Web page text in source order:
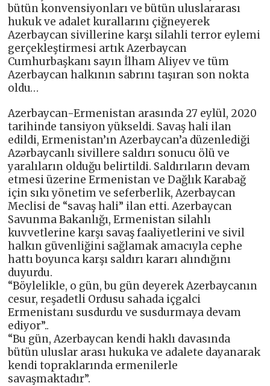
bütün konvensiyonları ve bütün uluslararası
hukuk ve adalet kurallarını çiğneyerek
Azerbaycan sivillerine karşı silahli terror eylemi
gerçekleştirmesi artık Azerbaycan
Cumhurbaşkanı sayın İlham Aliyev ve tüm
Azerbaycan halkının sabrını taşıran son nokta
oldu…
Azerbaycan-Ermenistan arasında 27 eylül, 2020
tarihinde tansiyon yükseldi. Savaş hali ilan
edildi, Ermenistan’ın Azerbaycan’a düzenlediği
Azərbaycanlı sivillere saldırı sonucu ölü ve
yaralıların olduğu belirtildi. Saldırıların devam
etmesi üzerine Ermenistan ve Dağlık Karabağ
için sıkı yönetim ve seferberlik, Azerbaycan
Meclisi de “savaş hali” ilan etti. Azerbaycan
Savunma Bakanlığı, Ermenistan silahlı
kuvvetlerine karşı savaş faaliyetlerini ve sivil
halkın güvenliğini sağlamak amacıyla cephe
hattı boyunca karşı saldırı kararı alındığını
duyurdu.
“Böylelikle, o gün, bu gün deyerek Azerbaycanın
cesur, reşadetli Ordusu sahada içgalci
Ermenistanı susdurdu ve susdurmaya devam
ediyor”..
“Bu gün, Azerbaycan kendi haklı davasında
bütün uluslar arası hukuka ve adalete dayanarak
kendi topraklarında ermenilerle
savaşmaktadır”.